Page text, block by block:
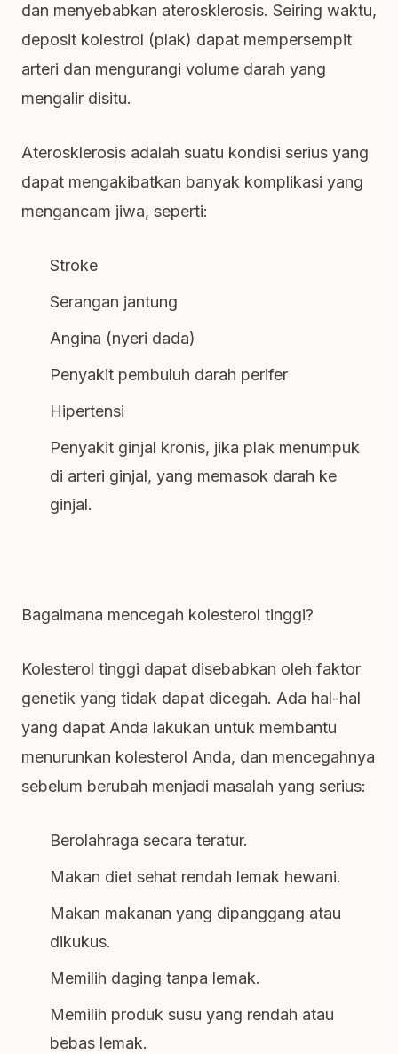
dan menyebabkan aterosklerosis. Seiring waktu,
deposit kolestrol (plak) dapat mempersempit
arteri dan mengurangi volume darah yang
mengalir disitu.
Aterosklerosis adalah suatu kondisi serius yang
dapat mengakibatkan banyak komplikasi yang
mengancam jiwa, seperti:
Stroke
Serangan jantung
Angina (nyeri dada)
Penyakit pembuluh darah perifer
Hipertensi
Penyakit ginjal kronis, jika plak menumpuk
di arteri ginjal, yang memasok darah ke
ginjal.
Bagaimana mencegah kolesterol tinggi?
Kolesterol tinggi dapat disebabkan oleh faktor
genetik yang tidak dapat dicegah. Ada hal-hal
yang dapat Anda lakukan untuk membantu
menurunkan kolesterol Anda, dan mencegahnya
sebelum berubah menjadi masalah yang serius:
Berolahraga secara teratur.
Makan diet sehat rendah lemak hewani.
Makan makanan yang dipanggang atau
dikukus.
Memilih daging tanpa lemak.
Memilih produk susu yang rendah atau
bebas lemak.